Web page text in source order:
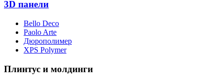
3D панели
Bello Deco
Paolo Arte
Дюрополимер
XPS Polymer
Плинтус и молдинги